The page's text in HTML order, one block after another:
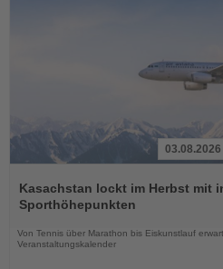
Sie
die
Nachrichten
03.08.2026
Kasachstan lockt im Herbst mit
Sporthöhepunkten
Von Tennis über Marathon bis Eiskunstlauf
Veranstaltungskalender